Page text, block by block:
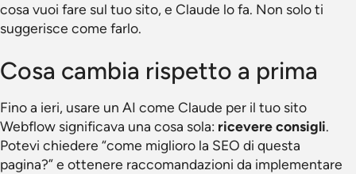
cosa vuoi fare sul tuo sito, e Claude lo fa. Non solo ti
suggerisce come farlo.
Cosa cambia rispetto a prima
Fino a ieri, usare un AI come Claude per il tuo sito
Webflow significava una cosa sola: ricevere consigli.
Potevi chiedere “come miglioro la SEO di questa
pagina?” e ottenere raccomandazioni da implementare